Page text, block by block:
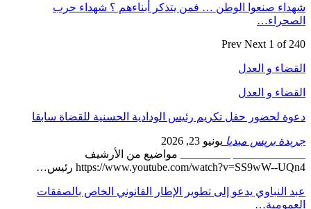
شهداء صنعوا الوطن … فمن يتذكر أبناءهم ؟ شهداء حرب
الصحراء…
Prev Next 1 of 240
القضاء و العدل
القضاء و العدل
دعوة لحضور حفل تكريم رئيس الودادية الحسنية للقضاة سابقا
جريدة بريس ميديا يونيو 23, 2026
_____________ _________ مواضيع من الأرشيف
https://www.youtube.com/watch?v=SS9wW--UQn4 رئيس…
عبد النباوي يدعو إلى تطوير الإطار القانوني الخاص بالصفقات
العمومية…